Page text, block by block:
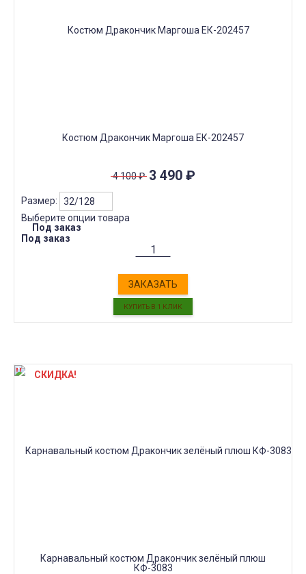
Костюм Дракончик Маргоша ЕК-202457
4 100₽ 3 490 ₽
Размер:
Выберите опции товара
Под заказ
Под заказ
ЗАКАЗАТЬ
Карнавальный костюм Дракончик зелёный плюш
КФ-3083
СКИДКА!